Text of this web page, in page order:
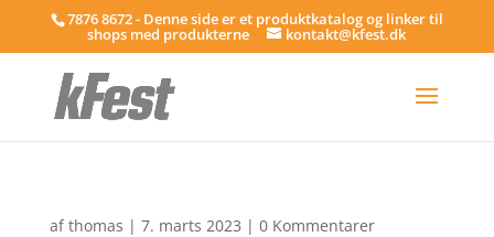
7876 8672 - Denne side er et produktkatalog og linker til
shops med produkterne kontakt@kfest.dk
afthomas | 7. marts 2023 | 0 Kommentarer